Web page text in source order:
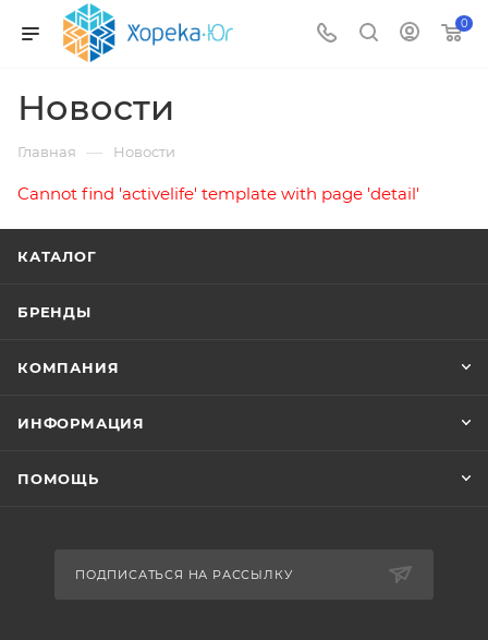
0
Новости
Главная — Новости
Cannot find 'activelife' template with page 'detail'
КАТАЛОГ
БРЕНДЫ
КОМПАНИЯ
ИНФОРМАЦИЯ
ПОМОЩЬ
ПОДПИСАТЬСЯ НА РАССЫЛКУ